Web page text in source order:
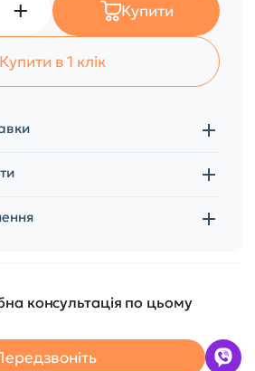
Купити
Купити в 1 клік
консультація по цьому